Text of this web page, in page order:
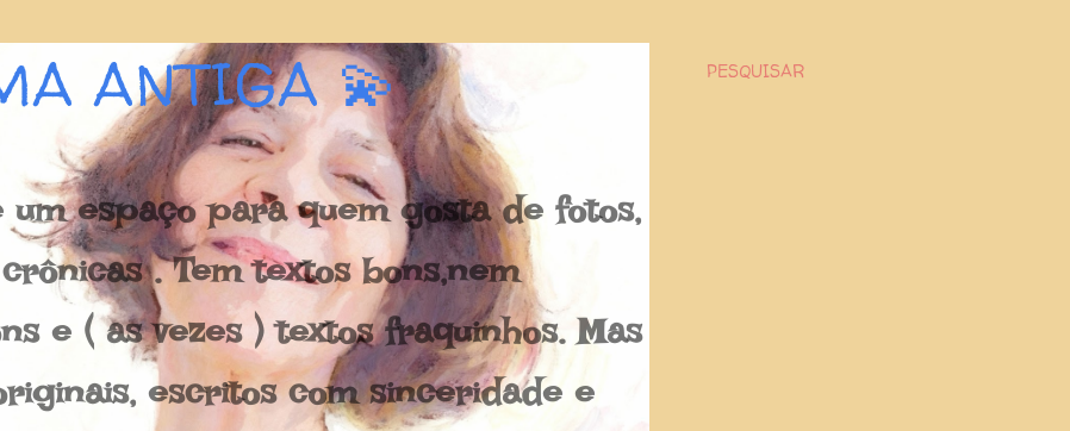
PESQUISAR
ANTIGA 💫
um espaço para quem gosta de fotos,
. Tem textos bons,nem
e ( as vezes ) textos fraquinhos. Mas
escritos com sinceridade e